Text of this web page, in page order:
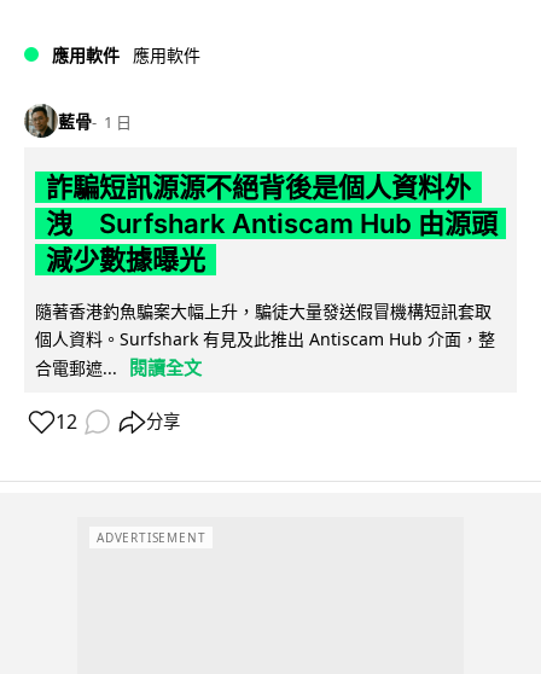
應用軟件 應用軟件
藍骨 1 日
詐騙短訊源源不絕背後是個人資料外
洩 Surfshark Antiscam Hub 由源頭
減少數據曝光
隨著香港釣魚騙案大幅上升，騙徒大量發送假冒機構短訊套取
個人資料。Surfshark 有見及此推出 Antiscam Hub 介面，整
合電郵遮...
閱讀全文
12 分享
ADVERTISEMENT